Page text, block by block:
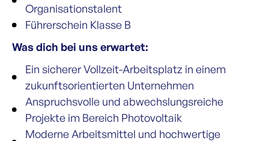
Organisationstalent
Führerschein Klasse B
Was dich bei uns erwartet:
Ein sicherer Vollzeit-Arbeitsplatz in einem
zukunftsorientierten Unternehmen
Anspruchsvolle und abwechslungsreiche
Projekte im Bereich Photovoltaik
Moderne Arbeitsmittel und hochwertige